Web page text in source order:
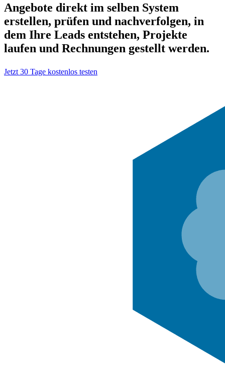
Angebote direkt im selben System
erstellen, prüfen und nachverfolgen, in
dem Ihre Leads entstehen, Projekte
laufen und Rechnungen gestellt werden.
Jetzt 30 Tage kostenlos testen